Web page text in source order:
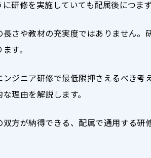
研修を実施していても配属後につま
長さや教材の充実度ではありません。
す。
ジニア研修で最低限押さえるべき考
理由を解説します。
双方が納得できる、配属で通用する研